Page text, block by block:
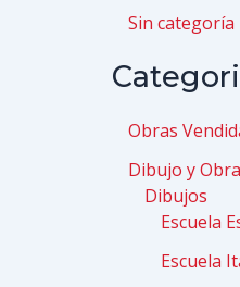
Sin categoría
Obras
Dibujo y
Dibujos
Escuela
Escuela